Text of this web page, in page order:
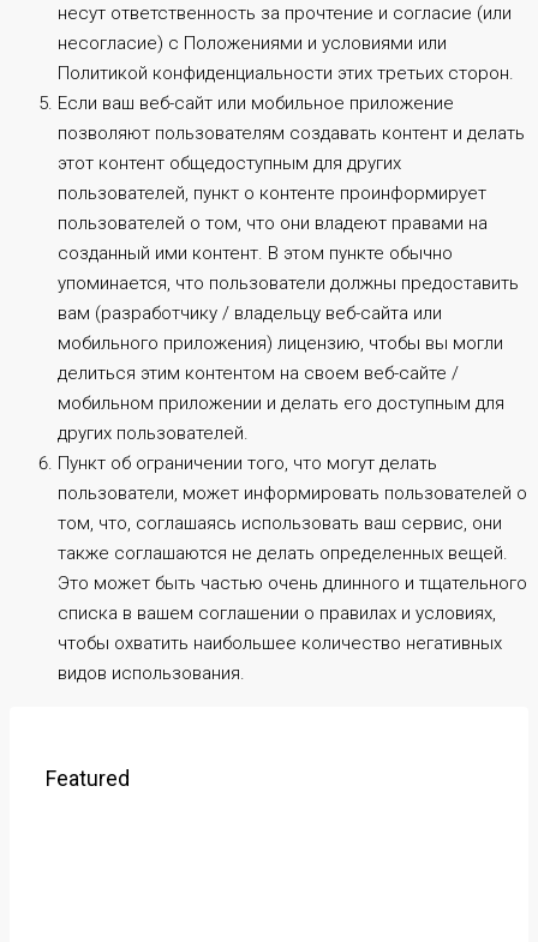
несут ответственность за прочтение и согласие (или
несогласие) с Положениями и условиями или
Политикой конфиденциальности этих третьих сторон.
Если ваш веб-сайт или мобильное приложение
позволяют пользователям создавать контент и делать
этот контент общедоступным для других
пользователей, пункт о контенте проинформирует
пользователей о том, что они владеют правами на
созданный ими контент. В этом пункте обычно
упоминается, что пользователи должны предоставить
вам (разработчику / владельцу веб-сайта или
мобильного приложения) лицензию, чтобы вы могли
делиться этим контентом на своем веб-сайте /
мобильном приложении и делать его доступным для
других пользователей.
Пункт об ограничении того, что могут делать
пользователи, может информировать пользователей о
том, что, соглашаясь использовать ваш сервис, они
также соглашаются не делать определенных вещей.
Это может быть частью очень длинного и тщательного
списка в вашем соглашении о правилах и условиях,
чтобы охватить наибольшее количество негативных
видов использования.
Featured